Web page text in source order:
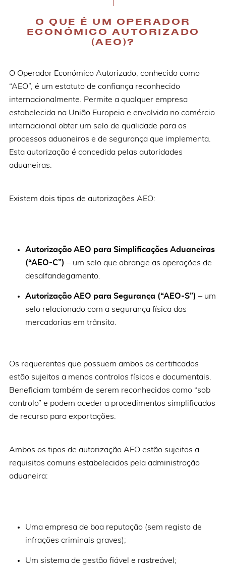
O QUE É UM OPERADOR
ECONÓMICO AUTORIZADO
(AEO)?
O Operador Económico Autorizado, conhecido como
“AEO”, é um estatuto de confiança reconhecido
internacionalmente. Permite a qualquer empresa
estabelecida na União Europeia e envolvida no comércio
internacional obter um selo de qualidade para os
processos aduaneiros e de segurança que implementa.
Esta autorização é concedida pelas autoridades
aduaneiras.
Existem dois tipos de autorizações AEO:
Autorização AEO para Simplificações Aduaneiras
(“AEO-C”) – um selo que abrange as operações de
desalfandegamento.
Autorização AEO para Segurança (“AEO-S”) – um
selo relacionado com a segurança física das
mercadorias em trânsito.
Os requerentes que possuem ambos os certificados
estão sujeitos a menos controlos físicos e documentais.
Beneficiam também de serem reconhecidos como “sob
controlo” e podem aceder a procedimentos simplificados
de recurso para exportações.
Ambos os tipos de autorização AEO estão sujeitos a
requisitos comuns estabelecidos pela administração
aduaneira:
Uma empresa de boa reputação (sem registo de
infrações criminais graves);
Um sistema de gestão fiável e rastreável;